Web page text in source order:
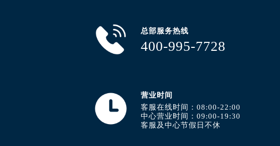
总部服务热线
400-995-7728
营业时间
客服在线时间：08:00-22:00
中心营业时间：09:00-19:30
客服及中心节假日不休